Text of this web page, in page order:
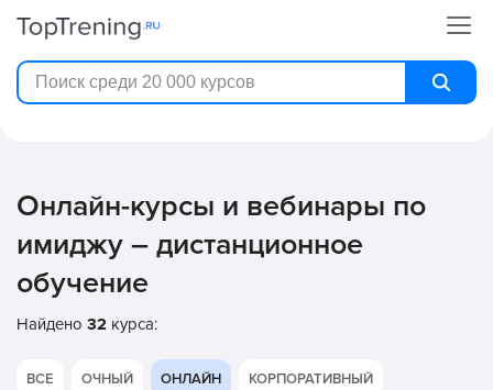
Онлайн-курсы и вебинары по
имиджу – дистанционное
обучение
Найдено 32 курса:
ВСЕ ОЧНЫЙ ОНЛАЙН КОРПОРАТИВНЫЙ